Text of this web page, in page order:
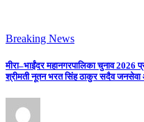
Breaking News
मीरा–भाईंदर महानगरपालिका चुनाव 2026
श्रीमती नूतन भरत सिंह ठाकुर सदैव